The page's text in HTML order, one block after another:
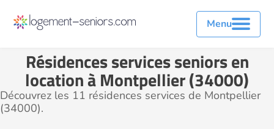
Menu
Résidences services seniors en
location à Montpellier (34000)
Découvrez les 11 résidences services de Montpellier
(34000).